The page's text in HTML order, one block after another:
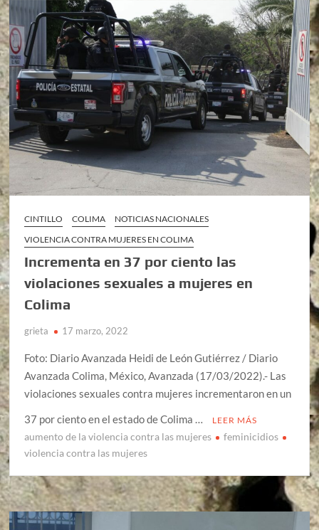
CINTILLO COLIMA
NOTICIAS NACIONALES
VIOLENCIA CONTRA MUJERES EN COLIMA
Incrementa en 37 por ciento las
violaciones sexuales a mujeres en
Colima
grieta 17 marzo, 2022
Foto: Diario Avanzada Heidi de León Gutiérrez / Diario
Avanzada Colima, México, Avanzada (17/03/2022).- Las
violaciones sexuales contra mujeres incrementaron en un
37 por ciento en el estado de Colima …
LEER MÁS
aumento de la violencia contra las mujeres
feminicidios
violencia contra las mujeres